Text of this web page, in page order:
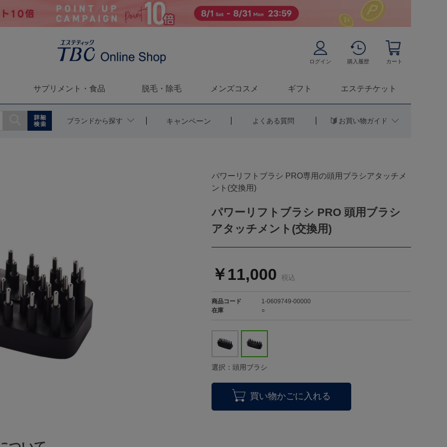
ログイン 購入履歴 カート
サプリメント・食品 脱毛・除毛 メンズコスメ ギフト エステチケット
ブランドから探す キャンペーン よくある質問 お買い物ガイド
パワーリフトブラシ PRO専用の頭用ブラシアタッチメ
ント(交換用)
パワーリフトブラシ PRO 頭用ブラシ
アタッチメント(交換用)
￥11,000
商品コード
1-0609749-00000
在庫
○
選択：頭用ブラシ
買い物かごに入れる